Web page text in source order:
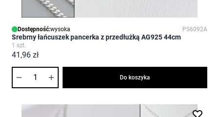
Dostępność:wysoka PS6092A
Srebrny łańcuszek pancerka z przedłużką AG925 44cm
1 szt.
41,96 zł
Do koszyka